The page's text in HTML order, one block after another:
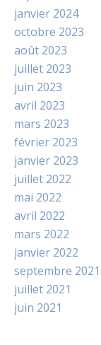
janvier 2024
octobre 2023
août 2023
juillet 2023
juin 2023
avril 2023
mars 2023
février 2023
janvier 2023
juillet 2022
mai 2022
avril 2022
mars 2022
janvier 2022
septembre 2021
juillet 2021
juin 2021